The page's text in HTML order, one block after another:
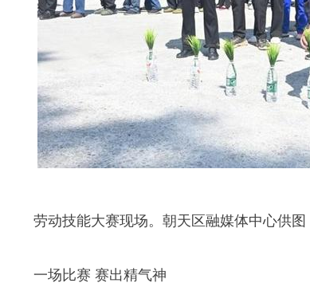
劳动技能大赛现场。朝天区融媒体中心供图
一场比赛 赛出精气神